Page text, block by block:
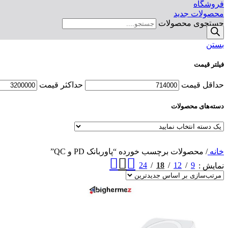
فروشگاه
محصولات جدید
جستجوی محصولات
بستن
فیلتر قیمت
حداقل قیمت حداکثر قیمت
دسته‌های محصولات
خانه/ محصولات برچسب خورده “پاوربانک PD و QC”
نمایش
9
12
18
24